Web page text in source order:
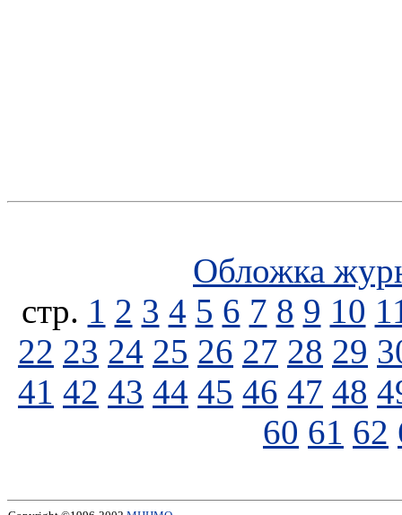
Обложка
стp. 1 2 3 4 5 6 7 8 9 10
22 23 24 25 26 27 28 29
41 42 43 44 45 46 47 48
60 61 62